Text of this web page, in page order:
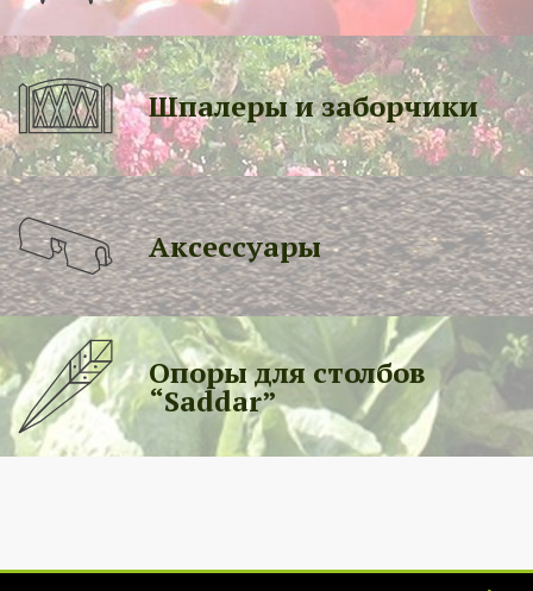
Шпалеры и заборчики
Аксессуары
Опоры для столбов
“Saddar”